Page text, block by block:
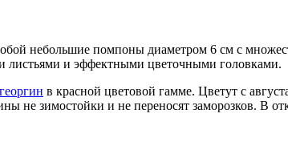
небольшие помпоны диаметром 6 см с
листьями и эффектными цветочными головками.
в красной цветовой гамме. Цветут с
не зимостойки и не переносят заморозков. В